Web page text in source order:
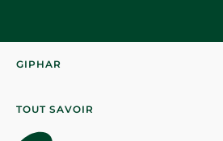
GIPHAR
TOUT SAVOIR